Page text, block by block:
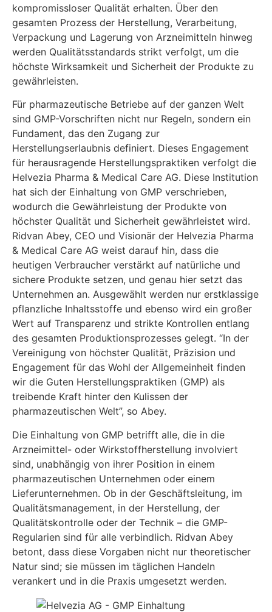
kompromissloser Qualität erhalten. Über den
gesamten Prozess der Herstellung, Verarbeitung,
Verpackung und Lagerung von Arzneimitteln hinweg
werden Qualitätsstandards strikt verfolgt, um die
höchste Wirksamkeit und Sicherheit der Produkte zu
gewährleisten.
Für pharmazeutische Betriebe auf der ganzen Welt
sind GMP-Vorschriften nicht nur Regeln, sondern ein
Fundament, das den Zugang zur
Herstellungserlaubnis definiert. Dieses Engagement
für herausragende Herstellungspraktiken verfolgt die
Helvezia Pharma & Medical Care AG. Diese Institution
hat sich der Einhaltung von GMP verschrieben,
wodurch die Gewährleistung der Produkte von
höchster Qualität und Sicherheit gewährleistet wird.
Ridvan Abey, CEO und Visionär der Helvezia Pharma
& Medical Care AG weist darauf hin, dass die
heutigen Verbraucher verstärkt auf natürliche und
sichere Produkte setzen, und genau hier setzt das
Unternehmen an. Ausgewählt werden nur erstklassige
pflanzliche Inhaltsstoffe und ebenso wird ein großer
Wert auf Transparenz und strikte Kontrollen entlang
des gesamten Produktionsprozesses gelegt. “In der
Vereinigung von höchster Qualität, Präzision und
Engagement für das Wohl der Allgemeinheit finden
wir die Guten Herstellungspraktiken (GMP) als
treibende Kraft hinter den Kulissen der
pharmazeutischen Welt”, so Abey.
Die Einhaltung von GMP betrifft alle, die in die
Arzneimittel- oder Wirkstoffherstellung involviert
sind, unabhängig von ihrer Position in einem
pharmazeutischen Unternehmen oder einem
Lieferunternehmen. Ob in der Geschäftsleitung, im
Qualitätsmanagement, in der Herstellung, der
Qualitätskontrolle oder der Technik – die GMP-
Regularien sind für alle verbindlich. Ridvan Abey
betont, dass diese Vorgaben nicht nur theoretischer
Natur sind; sie müssen im täglichen Handeln
verankert und in die Praxis umgesetzt werden.